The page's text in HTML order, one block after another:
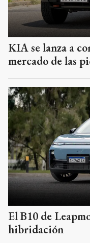
KIA se lanza a
mercado de las
El B10 de
hibridación